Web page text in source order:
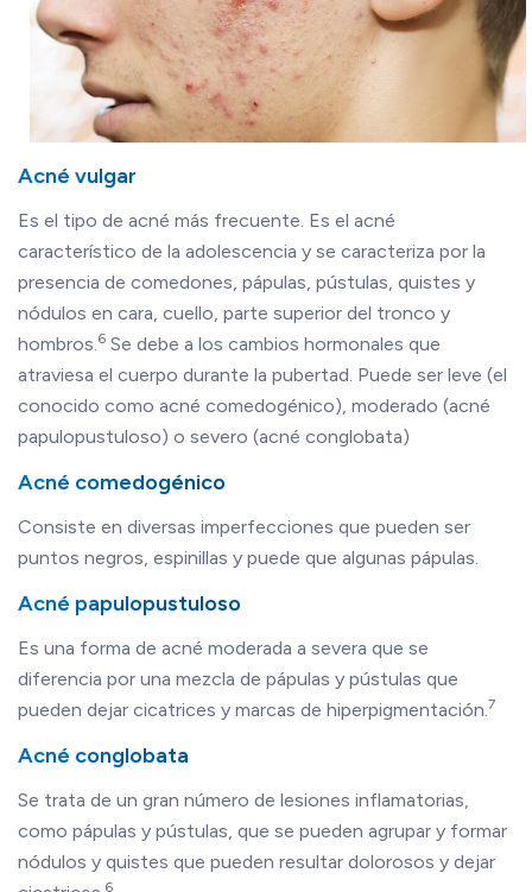
Acné vulgar
Es el tipo de acné más frecuente. Es el acné
característico de la adolescencia y se caracteriza por la
presencia de comedones, pápulas, pústulas, quistes y
nódulos en cara, cuello, parte superior del tronco y
hombros.6 Se debe a los cambios hormonales que
atraviesa el cuerpo durante la pubertad. Puede ser leve (el
conocido como acné comedogénico), moderado (acné
papulopustuloso) o severo (acné conglobata)
Acné comedogénico
Consiste en diversas imperfecciones que pueden ser
puntos negros, espinillas y puede que algunas pápulas.
Acné papulopustuloso
Es una forma de acné moderada a severa que se
diferencia por una mezcla de pápulas y pústulas que
pueden dejar cicatrices y marcas de hiperpigmentación.7
Acné conglobata
Se trata de un gran número de lesiones inflamatorias,
como pápulas y pústulas, que se pueden agrupar y formar
nódulos y quistes que pueden resultar dolorosos y dejar
6